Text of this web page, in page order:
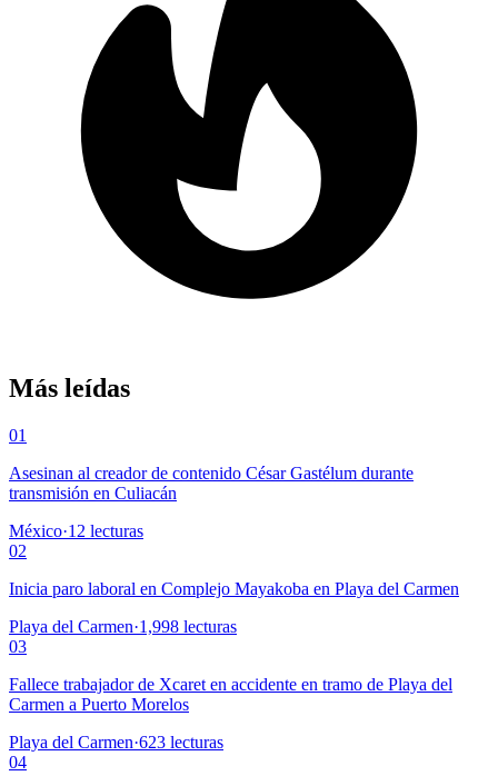
Más leídas
01
Asesinan al creador de contenido César Gastélum durante
transmisión en Culiacán
México·12 lecturas
02
Inicia paro laboral en Complejo Mayakoba en Playa del Carmen
Playa del Carmen·1,998 lecturas
03
Fallece trabajador de Xcaret en accidente en tramo de Playa del
Carmen a Puerto Morelos
Playa del Carmen·623 lecturas
04